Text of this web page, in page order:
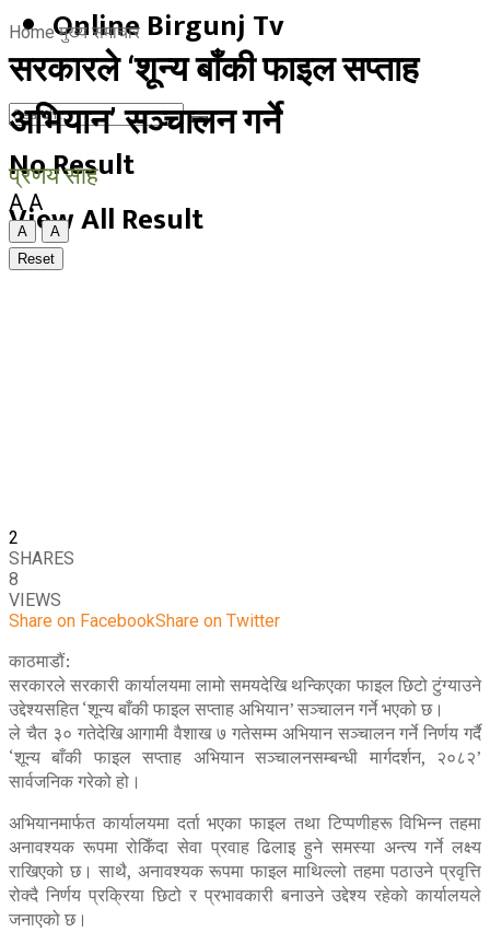
Online Birgunj Tv
No Result
View All Result
Home मुख्य समाचार
सरकारले ‘शून्य बाँकी फाइल सप्ताह
अभियान’ सञ्चालन गर्ने
प्रणय साह
A A
A
A
Reset
2
SHARES
8
VIEWS
Share on FacebookShare on Twitter
काठमाडौं:
सरकारले सरकारी कार्यालयमा लामो समयदेखि थन्किएका फाइल छिटो टुंग्याउने
उद्देश्यसहित ‘शून्य बाँकी फाइल सप्ताह अभियान’ सञ्चालन गर्ने भएको छ।
ले चैत ३० गतेदेखि आगामी वैशाख ७ गतेसम्म अभियान सञ्चालन गर्ने निर्णय गर्दै
‘शून्य बाँकी फाइल सप्ताह अभियान सञ्चालनसम्बन्धी मार्गदर्शन, २०८२’
सार्वजनिक गरेको हो।
अभियानमार्फत कार्यालयमा दर्ता भएका फाइल तथा टिप्पणीहरू विभिन्न तहमा
अनावश्यक रूपमा रोकिँदा सेवा प्रवाह ढिलाइ हुने समस्या अन्त्य गर्ने लक्ष्य
राखिएको छ। साथै, अनावश्यक रूपमा फाइल माथिल्लो तहमा पठाउने प्रवृत्ति
रोक्दै निर्णय प्रक्रिया छिटो र प्रभावकारी बनाउने उद्देश्य रहेको कार्यालयले
जनाएको छ।